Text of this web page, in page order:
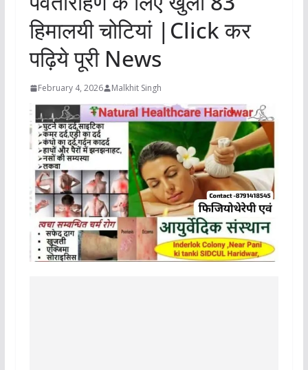
हिमालयी चोटियां |Click कर
पढ़िये पूरी News
February 4, 2026 Malkhit Singh